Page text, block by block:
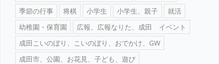
季節の行事
将棋 小学生 小学生、親子
就活
幼稚園・保育園
広報、広報なりた、成田 イベント
成田こいのぼり、こいのぼり、おでかけ、GW
成田市、公園、お花見、子ども、遊び